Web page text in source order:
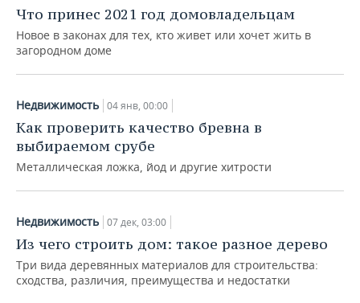
Что принес 2021 год домовладельцам
Новое в законах для тех, кто живет или хочет жить в
загородном доме
Недвижимость 04 янв, 00:00
Как проверить качество бревна в
выбираемом срубе
Металлическая ложка, йод и другие хитрости
Недвижимость 07 дек, 03:00
Из чего строить дом: такое разное дерево
Три вида деревянных материалов для строительства:
сходства, различия, преимущества и недостатки